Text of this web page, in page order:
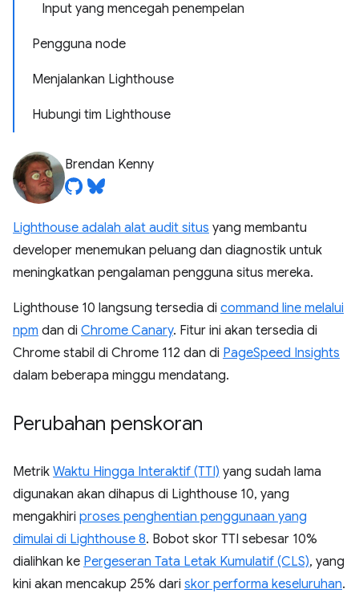
Input yang mencegah penempelan
Pengguna node
Menjalankan Lighthouse
Hubungi tim Lighthouse
Brendan Kenny
Lighthouse adalah alat audit situs yang membantu
developer menemukan peluang dan diagnostik untuk
meningkatkan pengalaman pengguna situs mereka.
Lighthouse 10 langsung tersedia di command line melalui
npm dan di Chrome Canary. Fitur ini akan tersedia di
Chrome stabil di Chrome 112 dan di PageSpeed Insights
dalam beberapa minggu mendatang.
Perubahan penskoran
Metrik Waktu Hingga Interaktif (TTI) yang sudah lama
digunakan akan dihapus di Lighthouse 10, yang
mengakhiri proses penghentian penggunaan yang
dimulai di Lighthouse 8. Bobot skor TTI sebesar 10%
dialihkan ke Pergeseran Tata Letak Kumulatif (CLS), yang
kini akan mencakup 25% dari skor performa keseluruhan.